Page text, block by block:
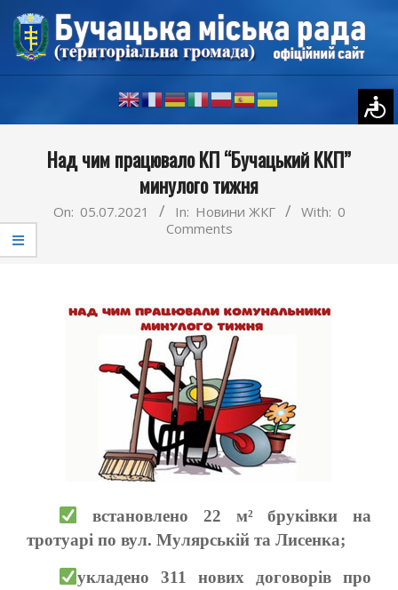
Skip
content
NavigationНад чим працювало КП “Бучацький ККП”
минулого тижня
On: 05.07.2021 In: Новини ЖКГ With: 0
Comments
встановлено 22 м² бруківки на
тротуарі по вул. Мулярській та Лисенка;
укладено 311 нових договорів про